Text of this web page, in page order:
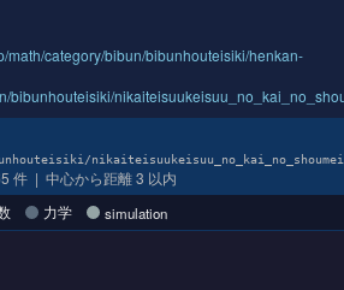
math/category/bibun/bibunhouteisiki/henkan-
bibunhouteisiki/
件 | 中心から距離 3 以内
力学 simulation